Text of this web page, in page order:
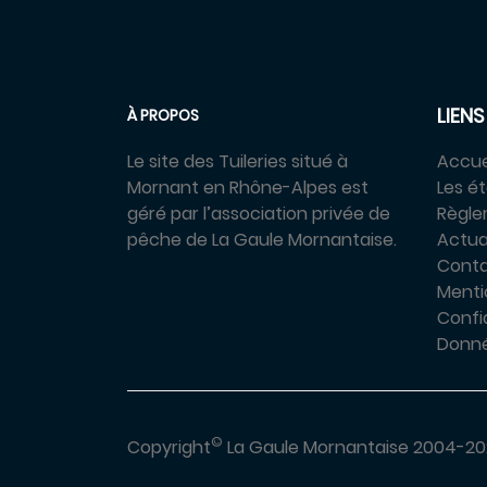
À PROPOS
Le site des Tuileries situé à
Mornant en Rhône-Alpes est
géré par l’association privée de
pêche de La Gaule Mornantaise.
Les
Copyright© La Gaule Mornantaise 2004-